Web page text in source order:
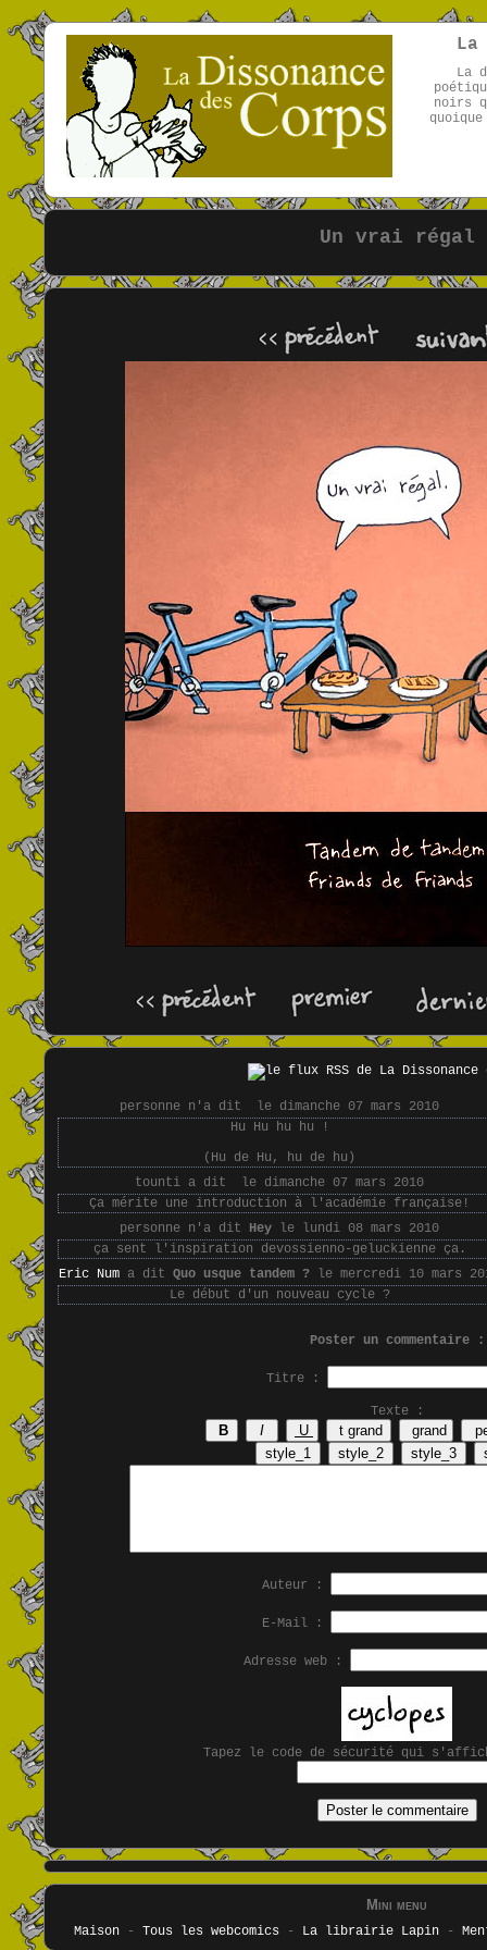
La
La
noirs
Un vrai régal
personne n'a dit
le dimanche 07 mars 2010
Hu Hu hu hu !
(Hu de Hu, hu de hu)
tounti a dit
le dimanche 07 mars 2010
Ça mérite une introduction à l'académie française!
personne n'a dit Hey le lundi 08 mars 2010
ça sent l'inspiration devossienno-geluckienne ça.
Eric Num a dit Quo usque tandem ? le mercredi 10 mars
Le début d'un nouveau cycle ?
Poster un commentaire :
Titre :
Texte :
Auteur :
E-Mail :
Adresse web :
Tapez le code de sécurité qui
Mini menu
Maison- Tous les webcomics - La librairie Lapin-